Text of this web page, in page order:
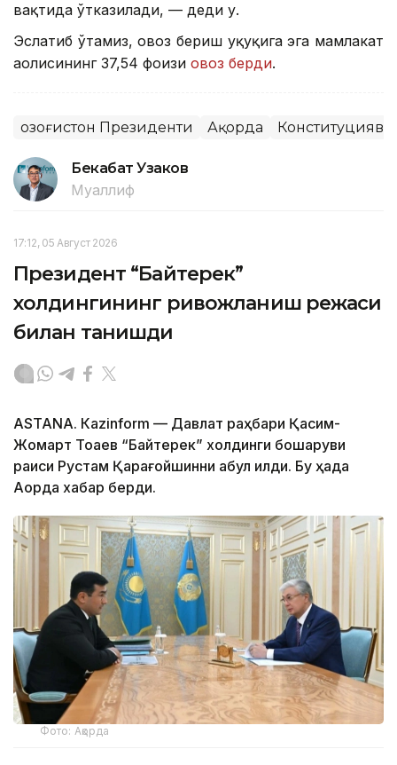
вақтида ўтказилади, — деди у.
Эслатиб ўтамиз, овоз бериш ҳуқуқига эга мамлакат
аҳолисининг 37,54 фоизи овоз берди.
Қозоғистон Президенти Ақорда
Бекабат Узаков
Муаллиф
17:12, 05 Август 2026
Президент “Байтерек”
холдингининг ривожланиш режаси
билан танишди
ASTANА. Каzinform — Давлат раҳбари Қасим-
Жомарт Тоқаев “Байтерек” холдинги бошқаруви
раиси Рустам Қарағойшинни қабул қилди. Бу ҳақда
Ақорда хабар берди.
Фото: Ақорда